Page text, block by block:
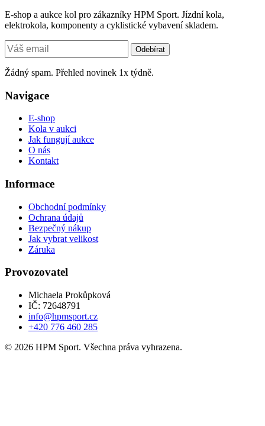
E-shop a aukce kol pro zákazníky HPM Sport. Jízdní kola,
elektrokola, komponenty a cyklistické vybavení skladem.
Odebírat
Žádný spam. Přehled novinek 1x týdně.
Navigace
E-shop
Kola v aukci
Jak fungují aukce
O nás
Kontakt
Informace
Obchodní podmínky
Ochrana údajů
Bezpečný nákup
Jak vybrat velikost
Záruka
Provozovatel
Michaela Prokůpková
IČ: 72648791
info@hpmsport.cz
+420 776 460 285
© 2026 HPM Sport. Všechna práva vyhrazena.